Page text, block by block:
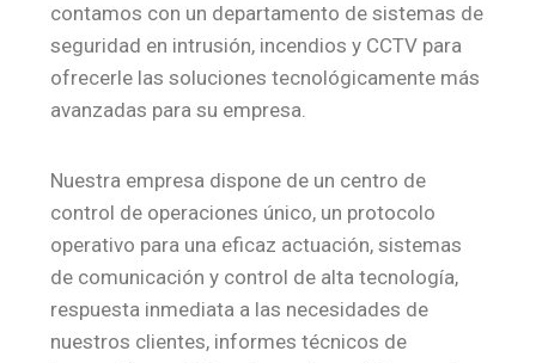
contamos con un departamento de sistemas de
seguridad en intrusión, incendios y CCTV para
ofrecerle las soluciones tecnológicamente más
avanzadas para su empresa.
Nuestra empresa dispone de un centro de
control de operaciones único, un protocolo
operativo para una eficaz actuación, sistemas
de comunicación y control de alta tecnología,
respuesta inmediata a las necesidades de
nuestros clientes, informes técnicos de